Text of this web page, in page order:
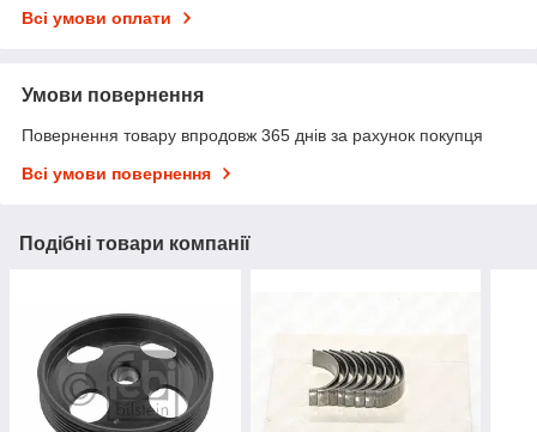
Всі умови оплати
Умови повернення
Повернення товару впродовж 365 днів за рахунок покупця
Всі умови повернення
Подібні товари компанії